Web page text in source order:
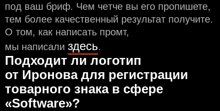
под ваш бриф. Чем чeтче вы его пропишете,
тем более качественный результат получите.
О том, как написать промт,
мы написали здесь.
Подходит ли логотип
от Иронова для регистрации
товарного знака в сфере
«Software»?